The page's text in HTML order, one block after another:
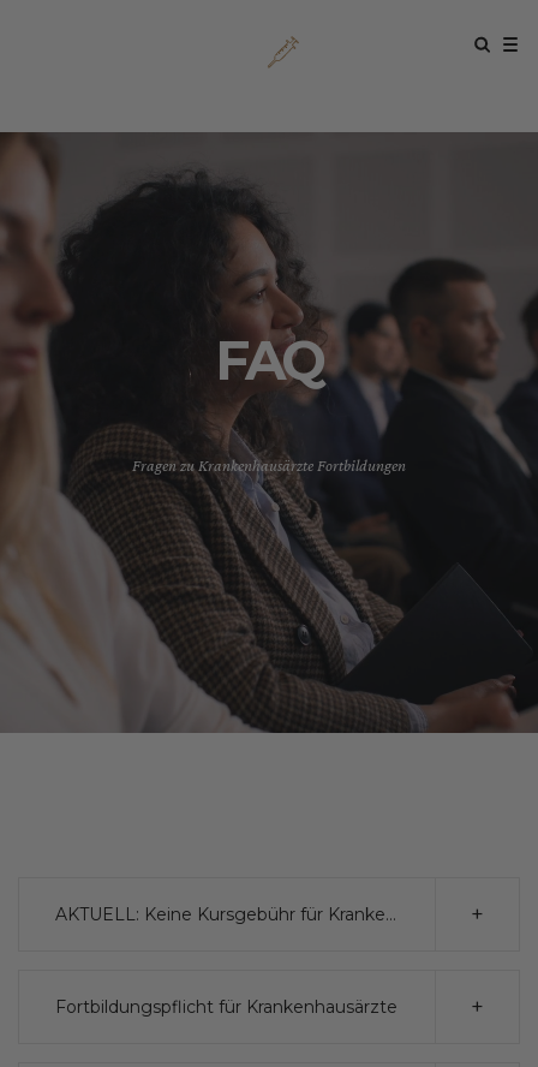
FAQ
Fragen zu Krankenhausärzte Fortbildungen
AKTUELL: Keine Kursgebühr für Krankenhausärzte (all genders)
Fortbildungspflicht für Krankenhausärzte